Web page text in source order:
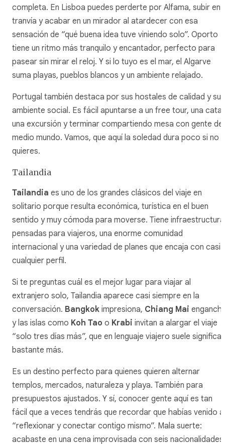
completa. En Lisboa puedes perderte por Alfama, subir en
tranvía y acabar en un mirador al atardecer con esa
sensación de “qué buena idea tuve viniendo solo”. Oporto
tiene un ritmo más tranquilo y encantador, perfecto para
pasear sin mirar el reloj. Y si lo tuyo es el mar, el Algarve
suma playas, pueblos blancos y un ambiente relajado.
Portugal también destaca por sus hostales de calidad y su
ambiente social. Es fácil apuntarse a un free tour, una cata
una excursión y terminar compartiendo mesa con gente de
medio mundo. Vamos, que aquí la soledad dura poco si no
quieres.
Tailandia
Tailandia es uno de los grandes clásicos del viaje en
solitario porque resulta económica, turística en el buen
sentido y muy cómoda para moverse. Tiene
pensadas para viajeros, una enorme comunidad
internacional y una variedad de planes que encaja con casi
cualquier perfil.
Si te preguntas cuál es el mejor lugar para viajar al
extranjero solo, Tailandia aparece casi siempre en la
conversación. Bangkok impresiona, Chiang Mai
y las islas como Koh Tao o Krabi invitan a alargar el viaje
“solo tres días más”, que en lenguaje viajero suele significar
bastante más.
Es un destino perfecto para quienes quieren alternar
templos, mercados, naturaleza y playa. También para
presupuestos ajustados. Y sí, conocer gente aquí es tan
fácil que a veces tendrás que recordar que habías venido a
“reflexionar y conectar contigo mismo”. Mala suerte:
acabaste en una cena improvisada con seis nacionalidades